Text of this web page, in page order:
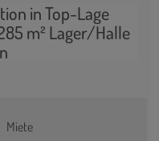
in Top-Lage
m² Lager/Halle
Miete